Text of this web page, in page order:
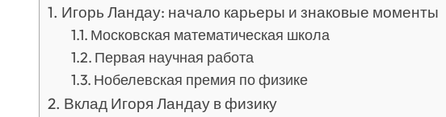
Игорь Ландау: начало карьеры и знаковые моменты
Московская математическая школа
Первая научная работа
Нобелевская премия по физике
Вклад Игоря Ландау в физику